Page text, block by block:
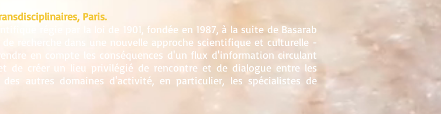
Paris.
régie par la loi de 1901, fondée en 1987, à la suite de Basarab
recherche dans une nouvelle approche scientifique et culturelle -
en compte les conséquences d'un flux d'information circulant
de créer un lieu privilégié de rencontre et de dialogue entre les
autres domaines d'activité, en particulier, les spécialistes de